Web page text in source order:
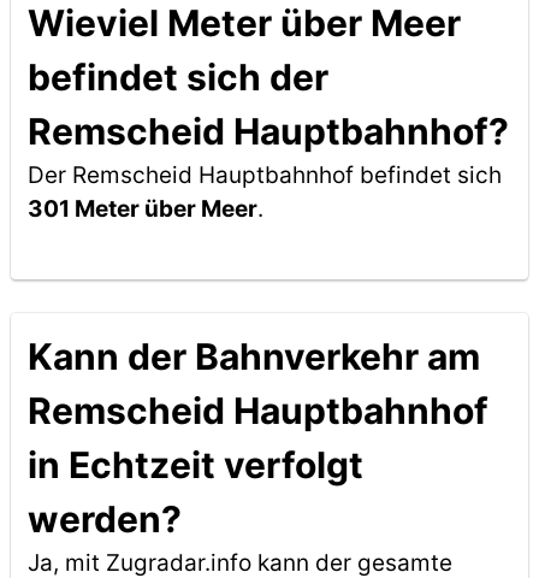
Wieviel Meter über Meer
befindet sich der
Remscheid Hauptbahnhof?
Der Remscheid Hauptbahnhof befindet sich
301 Meter über Meer.
Kann der Bahnverkehr am
Remscheid Hauptbahnhof
in Echtzeit verfolgt
werden?
Ja, mit Zugradar.info kann der gesamte